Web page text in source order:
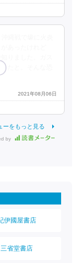
たと。そんな恐
2021年08月06日
ーをもっと見る
by
伊國屋書店
三省堂書店